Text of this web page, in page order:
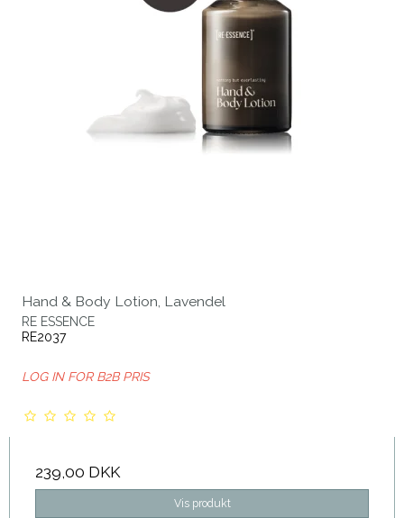
Hand & Body Lotion, Lavendel
RE ESSENCE
RE2037
LOG IN FOR B2B PRIS
239,00 DKK
Vis produkt